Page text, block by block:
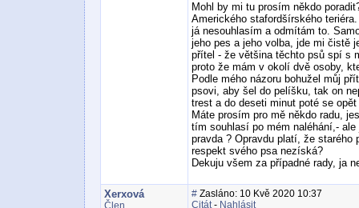
Mohl by mi tu prosím někdo
Amerického stafordšírského
já nesouhlasím a odmítám to.
jeho pes a jeho volba, jde mi čistě
přítel - že většina těchto psů spí s
proto že mám v okolí dvě osoby,
Podle mého názoru bohužel můj
psovi, aby šel do pelíšku, tak on
trest a do deseti minut poté se
Máte prosím pro mě někdo radu,
tím souhlasí po mém naléhání,-
pravda ? Opravdu platí, že
respekt svého psa nezíská?
Dekuju všem za případné rady, ja
Xerxová # Zasláno: 10 Kvě 2020 10:37
Citát- Nahlásit